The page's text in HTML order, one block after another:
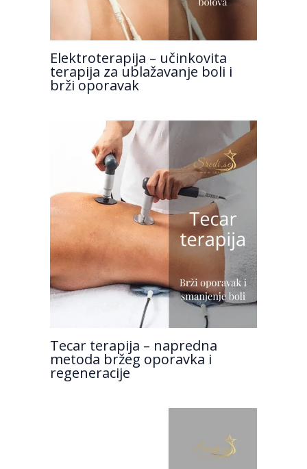
Elektroterapija – učinkovita
terapija za ublažavanje boli i
brži oporavak
Tecar terapija – napredna
metoda bržeg oporavka i
regeneracije